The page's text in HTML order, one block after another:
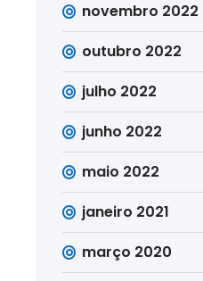
novembro 2022
outubro 2022
julho 2022
junho 2022
maio 2022
janeiro 2021
março 2020